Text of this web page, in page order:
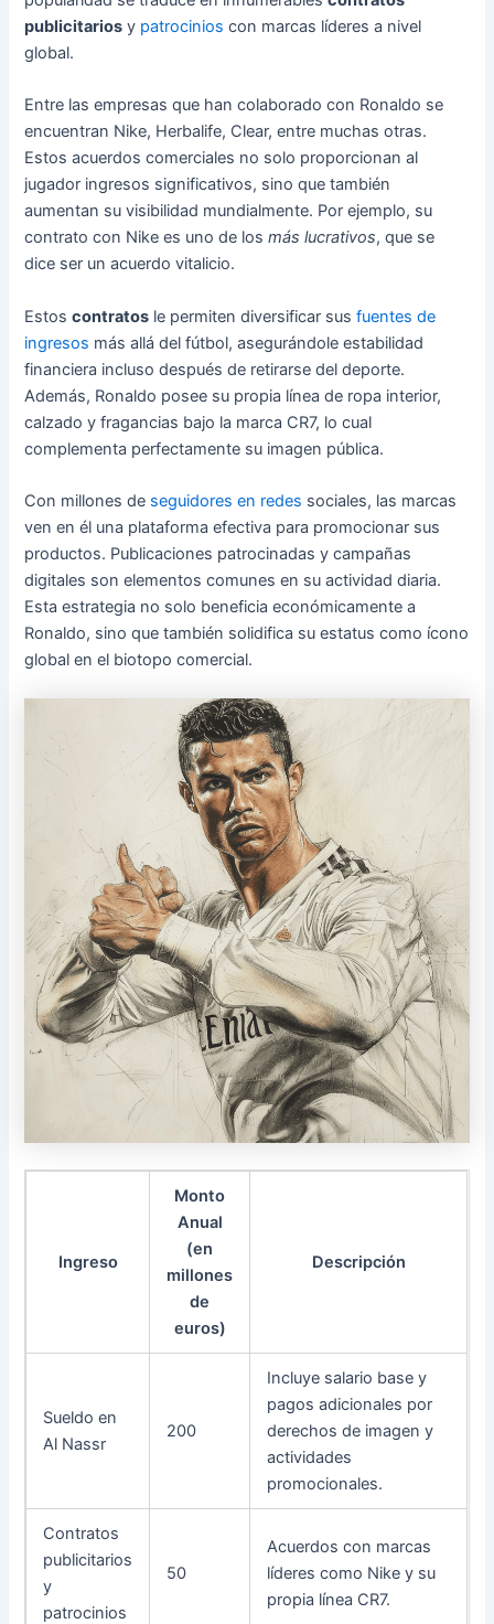
publicitarios y patrocinios con marcas líderes a nivel
global.
Entre las empresas que han colaborado con Ronaldo se
encuentran Nike, Herbalife, Clear, entre muchas otras.
Estos acuerdos comerciales no solo proporcionan al
jugador ingresos significativos, sino que también
aumentan su visibilidad mundialmente. Por ejemplo, su
contrato con Nike es uno de losmás lucrativos, que se
dice ser un acuerdo vitalicio.
Estoscontratos le permiten diversificar susfuentes de
ingresos más allá del fútbol, asegurándole estabilidad
financiera incluso después de retirarse del deporte.
Además, Ronaldo posee su propia línea de ropa interior,
calzado y fragancias bajo la marca CR7, lo cual
complementa perfectamente su imagen pública.
Con millones de seguidores en redes sociales, las marcas
ven en él una plataforma efectiva para promocionar sus
productos. Publicaciones patrocinadas y campañas
digitales son elementos comunes en su actividad diaria.
Esta estrategia no solo beneficia económicamente a
Ronaldo, sino que también solidifica su estatus como ícono
global en el biotopo comercial.
Ingreso
Monto
Anual
(en
millones
de
euros)
Descripción
Sueldo en
Al Nassr
200
Incluye salario base y
pagos adicionales por
derechos de imagen y
actividades
promocionales.
Contratos
publicitarios
y
patrocinios
50
Acuerdos con marcas
líderes como Nike y su
propia línea CR7.